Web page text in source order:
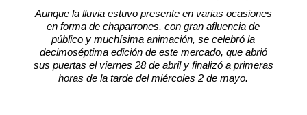
Aunque la lluvia estuvo presente en varias ocasiones
en forma de chaparrones, con gran afluencia de
público y muchísima animación, se celebró la
decimoséptima edición de este mercado, que abrió
sus puertas el viernes 28 de abril y finalizó a primeras
horas de la tarde del miércoles 2 de mayo.